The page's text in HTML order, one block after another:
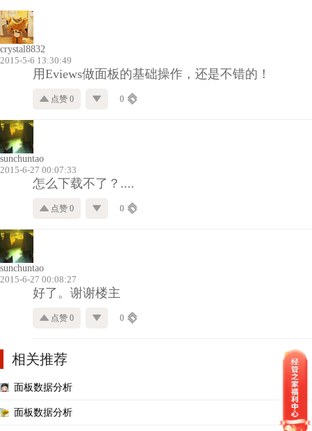
crystal8832
2015-5-6 13:30:49
用Eviews做面板的基础操作，还是不错的！
点赞 0 0
sunchuntao
2015-6-27 00:07:33
怎么下载不了？....
点赞 0 0
sunchuntao
2015-6-27 00:08:27
好了。谢谢楼主
点赞 0 0
相关推荐
面板数据分析
面板数据分析